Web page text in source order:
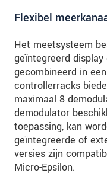
Flexibel
Het meetsysteem
geïntegreerd
gecombineerd in
controllerracks
maximaal 8
demodulator
toepassing, kan
geïntegreerde of
versies zijn
Micro-Epsilon.